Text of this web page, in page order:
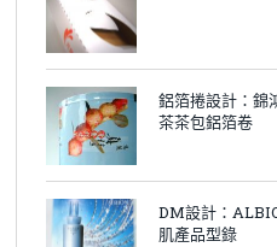
鋁箔捲設計：錦
茶茶包鋁箔卷
DM設計：
肌產品型錄